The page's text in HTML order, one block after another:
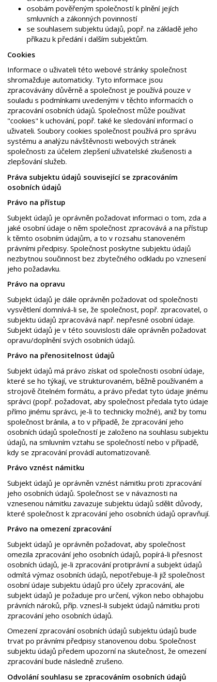
osobám pověřeným společností k plnění jejích
smluvních a zákonných povinností
se souhlasem subjektu údajů, popř. na základě jeho
příkazu k předání i dalším subjektům.
Cookies
Informace o uživateli této webové stránky společnost
shromažďuje automaticky. Tyto informace jsou
zpracovávány důvěrně a společnost je používá pouze v
souladu s podmínkami uvedenými v těchto informacích o
zpracování osobních údajů. Společnost může používat
"cookies" k uchování, popř. také ke sledování informací o
uživateli. Soubory cookies společnost používá pro správu
systému a analýzu návštěvnosti webových stránek
společnosti za účelem zlepšení uživatelské zkušenosti a
zlepšování služeb.
Práva subjektu údajů související se zpracováním
osobních údajů
Právo na přístup
Subjekt údajů je oprávněn požadovat informaci o tom, zda a
jaké osobní údaje o něm společnost zpracovává a na přístup
k těmto osobním údajům, a to v rozsahu stanoveném
právními předpisy. Společnost poskytne subjektu údajů
nezbytnou součinnost bez zbytečného odkladu po vznesení
jeho požadavku.
Právo na opravu
Subjekt údajů je dále oprávněn požadovat od společnosti
vysvětlení domnívá-li se, že společnost, popř. zpracovatel, o
subjektu údajů zpracovává např. nepřesné osobní údaje.
Subjekt údajů je v této souvislosti dále oprávněn požadovat
opravu/doplnění svých osobních údajů.
Právo na přenositelnost údajů
Subjekt údajů má právo získat od společnosti osobní údaje,
které se ho týkají, ve strukturovaném, běžně používaném a
strojově čitelném formátu, a právo předat tyto údaje jinému
správci (popř. požadovat, aby společnost předala tyto údaje
přímo jinému správci, je-li to technicky možné), aniž by tomu
společnost bránila, a to v případě, že zpracování jeho
osobních údajů společností je založeno na souhlasu subjektu
údajů, na smluvním vztahu se společností nebo v případě,
kdy se zpracování provádí automatizovaně.
Právo vznést námitku
Subjekt údajů je oprávněn vznést námitku proti zpracování
jeho osobních údajů. Společnost se v návaznosti na
vznesenou námitku zavazuje subjektu údajů sdělit důvody,
které společnost k zpracování jeho osobních údajů opravňují.
Právo na omezení zpracování
Subjekt údajů je oprávněn požadovat, aby společnost
omezila zpracování jeho osobních údajů, popírá-li přesnost
osobních údajů, je-li zpracování protiprávní a subjekt údajů
odmítá výmaz osobních údajů, nepotřebuje-li již společnost
osobní údaje subjektu údajů pro účely zpracování, ale
subjekt údajů je požaduje pro určení, výkon nebo obhajobu
právních nároků, příp. vznesl-li subjekt údajů námitku proti
zpracování jeho osobních údajů.
Omezení zpracování osobních údajů subjektu údajů bude
trvat po právními předpisy stanovenou dobu. Společnost
subjektu údajů předem upozorní na skutečnost, že omezení
zpracování bude následně zrušeno.
Odvolání souhlasu se zpracováním osobních údajů